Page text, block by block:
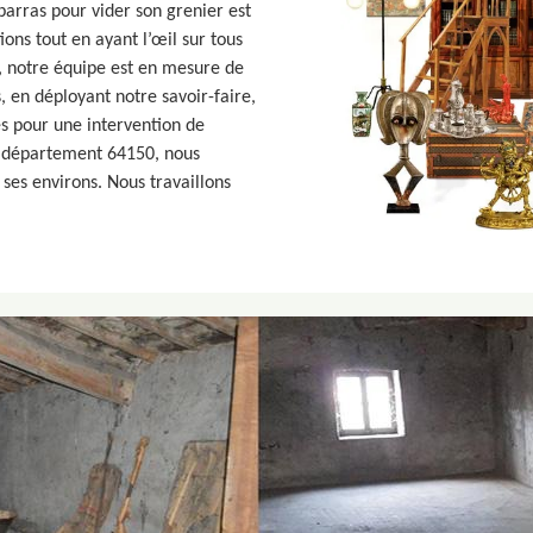
pour vider son grenier est
tout en ayant l’œil sur tous
équipe est en mesure de
en déployant notre savoir-faire,
pour une intervention de
64150, nous
environs. Nous travaillons